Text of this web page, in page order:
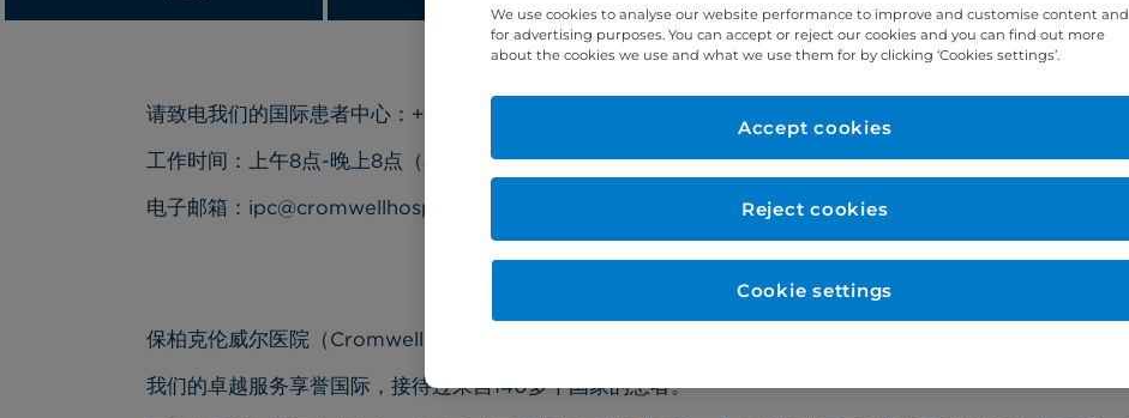
请致电我们的国际患者中心： +44 (0) 20 7460 5586
工作时间：上午8点-晚上8点（星期一至星期五）；上午8点-下午3点（星期六）
电子邮箱： ipc@cromwellhospital.com
保柏克伦威尔医院（ Cromwell Hospital
我们的卓越服务享誉国际，接待过来自140多个国家的患者。
We use cookies to analyse our website performance to improve and customise content and
for advertising purposes. You can accept or reject our cookies and you can find out more
about the cookies we use and what we use them for by clicking ‘Cookies settings’.
Reject cookies
Accept cookies
Cookie settings